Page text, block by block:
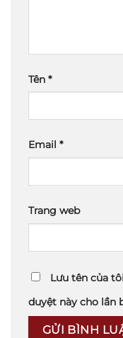
Tên *
Email *
Trang web
Lưu tên của
duyệt này cho lần